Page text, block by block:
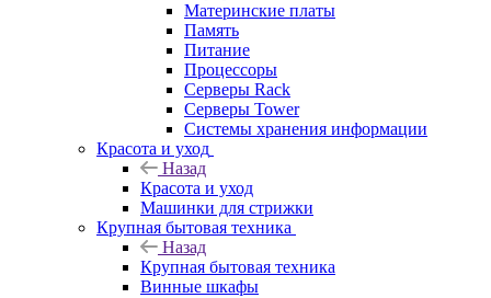
Материнские платы
Память
Питание
Процессоры
Серверы Rack
Серверы Tower
Системы хранения информации
Красота и уход
Назад
Красота и уход
Машинки для стрижки
Крупная бытовая техника
Назад
Крупная бытовая техника
Винные шкафы